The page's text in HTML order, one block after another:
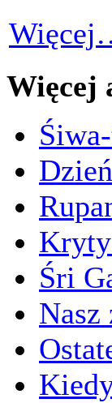
Więcej
Śri
Nasz